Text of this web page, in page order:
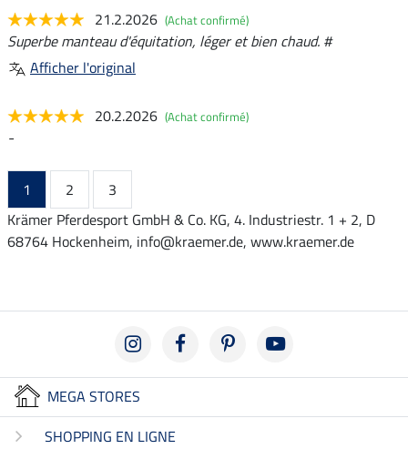
21.2.2026 (Achat confirmé)
Superbe manteau d'équitation, léger et bien chaud. #
Afficher l'original
20.2.2026 (Achat confirmé)
-
1 2
3
Krämer Pferdesport GmbH & Co. KG, 4. Industriestr. 1 + 2, D
68764 Hockenheim, info@kraemer.de, www.kraemer.de
MEGA STORES
SHOPPING EN LIGNE